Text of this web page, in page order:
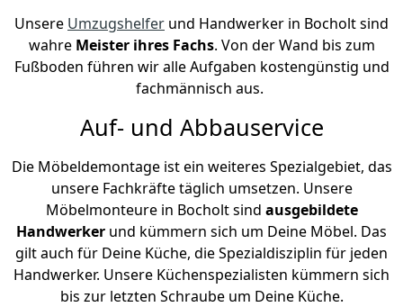
Unsere Umzugshelfer und Handwerker in Bocholt sind
wahre Meister ihres Fachs. Von der Wand bis zum
Fußboden führen wir alle Aufgaben kostengünstig und
fachmännisch aus.
Auf- und Abbauservice
Die Möbeldemontage ist ein weiteres Spezialgebiet, das
unsere Fachkräfte täglich umsetzen. Unsere
Möbelmonteure in Bocholt sind ausgebildete
Handwerker und kümmern sich um Deine Möbel. Das
gilt auch für Deine Küche, die Spezialdisziplin für jeden
Handwerker. Unsere Küchenspezialisten kümmern sich
bis zur letzten Schraube um Deine Küche.